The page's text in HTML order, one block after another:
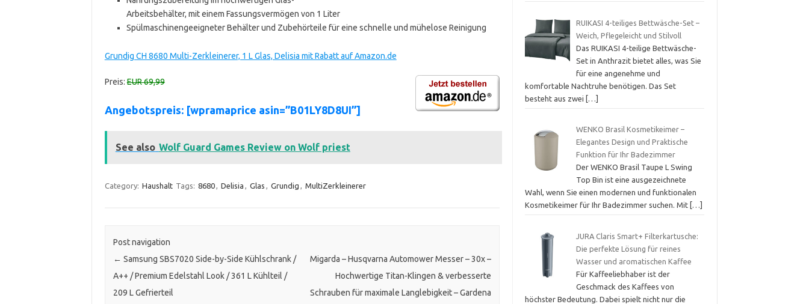
Arbeitsbehälter, mit einem Fassungsvermögen von 1 Liter
Spülmaschinengeeigneter Behälter und Zubehörteile für eine schnelle und mühelose Reinigung
Grundig CH 8680 Multi-Zerkleinerer, 1 L Glas, Delisia mit Rabatt auf Amazon.de
Preis:EUR 69,99
Angebotspreis: [wpramaprice asin=”B01LY8D8UI”]
See also Wolf Guard Games Review on Wolf priest
Category: Haushalt Tags: 8680, Delisia , Glas , Grundig , MultiZerkleinerer
Post navigation
← Samsung SBS7020 Side-by-Side Kühlschrank /
A++ / Premium Edelstahl Look / 361 L Kühlteil /
209 L Gefrierteil
Migarda – Husqvarna Automower Messer – 30x –
Hochwertige Titan-Klingen & verbesserte
Schrauben für maximale Langlebigkeit – Gardena
RUIKASI 4-teiliges Bettwäsche-Set –
Weich, Pflegeleicht und Stilvoll
Das RUIKASI 4-teilige Bettwäsche-
Set in Anthrazit bietet alles, was Sie
für eine angenehme und
komfortable Nachtruhe benötigen. Das Set
besteht aus zwei
[…]
WENKO Brasil Kosmetikeimer –
Elegantes Design und Praktische
Funktion für Ihr Badezimmer
Der WENKO Brasil Taupe L Swing
Top Bin ist eine ausgezeichnete
Wahl, wenn Sie einen modernen und funktionalen
Kosmetikeimer für Ihr Badezimmer suchen. Mit […]
JURA Claris Smart+ Filterkartusche:
Die perfekte Lösung für reines
Wasser und aromatischen Kaffee
Für Kaffeeliebhaber ist der
Geschmack des Kaffees von
höchster Bedeutung. Dabei spielt nicht nur die